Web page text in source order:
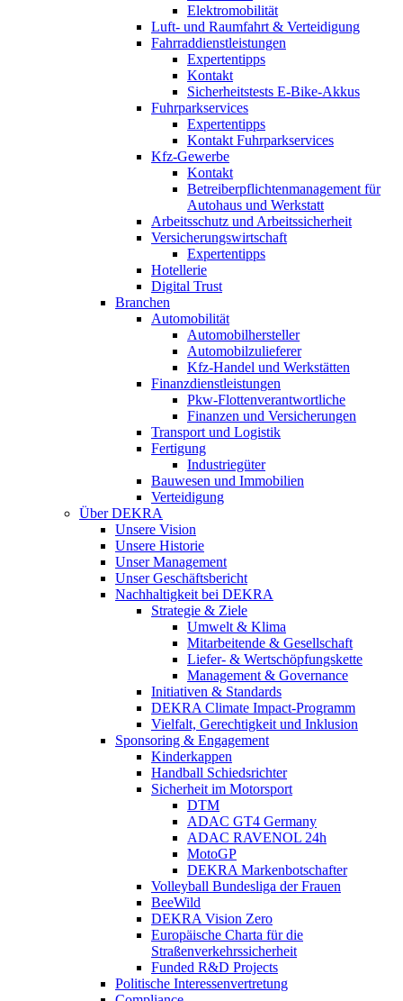
Elektromobilität
Luft- und Raumfahrt & Verteidigung
Fahrraddienstleistungen
Expertentipps
Kontakt
Sicherheitstests E-Bike-Akkus
Fuhrparkservices
Expertentipps
Kontakt Fuhrparkservices
Kfz-Gewerbe
Kontakt
Betreiberpflichtenmanagement für
Autohaus und Werkstatt
Arbeitsschutz und Arbeitssicherheit
Versicherungswirtschaft
Expertentipps
Hotellerie
Digital Trust
Branchen
Automobilität
Automobilhersteller
Automobilzulieferer
Kfz-Handel und Werkstätten
Finanzdienstleistungen
Pkw‑Flottenverantwortliche
Finanzen und Versicherungen
Transport und Logistik
Fertigung
Industriegüter
Bauwesen und Immobilien
Verteidigung
Über DEKRA
Unsere Vision
Unsere Historie
Unser Management
Unser Geschäftsbericht
Nachhaltigkeit bei DEKRA
Strategie & Ziele
Umwelt & Klima
Mitarbeitende & Gesellschaft
Liefer- & Wertschöpfungskette
Management & Governance
Initiativen & Standards
DEKRA Climate Impact-Programm
Vielfalt, Gerechtigkeit und Inklusion​
Sponsoring & Engagement
Kinderkappen
Handball Schiedsrichter
Sicherheit im Motorsport
DTM
ADAC GT4 Germany
ADAC RAVENOL 24h
MotoGP
DEKRA Markenbotschafter
Volleyball Bundesliga der Frauen
BeeWild
DEKRA Vision Zero
Europäische Charta für die
Straßenverkehrssicherheit
Funded R&D Projects
Politische Interessenvertretung